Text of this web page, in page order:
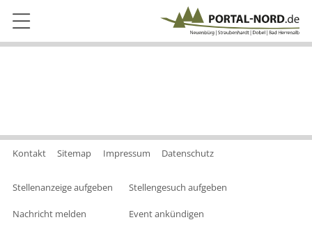
Kontakt Sitemap Impressum Datenschutz
Stellenanzeige aufgeben Stellengesuch aufgeben
Nachricht melden Event ankündigen